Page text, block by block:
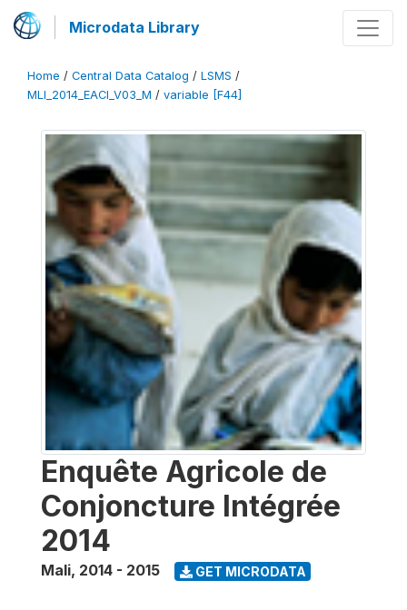
Microdata Library
Home / Central Data Catalog / LSMS /
MLI_2014_EACI_V03_M / variable [F44]
Enquête Agricole de
Conjoncture Intégrée
2014
Mali, 2014 - 2015 GET MICRODATA